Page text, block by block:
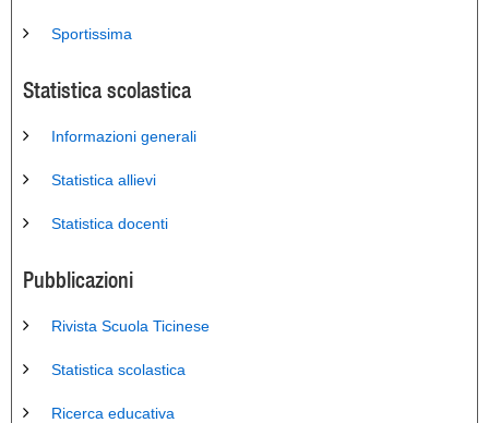
Sportissima
Statistica scolastica
Informazioni generali
Statistica allievi
Statistica docenti
Pubblicazioni
Rivista Scuola Ticinese
Statistica scolastica
Ricerca educativa